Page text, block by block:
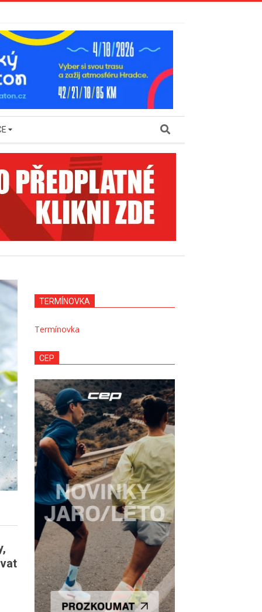
Search
TERMÍNOVKA
Termínovka
CEP